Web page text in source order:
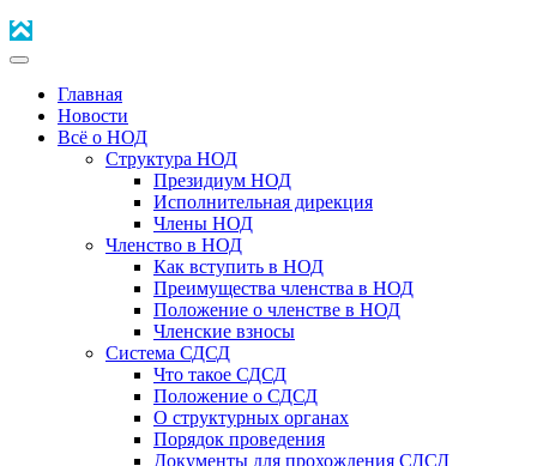
Главная
Новости
Всё о НОД
Структура НОД
Президиум НОД
Исполнительная дирекция
Члены НОД
Членство в НОД
Как вступить в НОД
Преимущества членства в НОД
Положение о членстве в НОД
Членские взносы
Система СДСД
Что такое СДСД
Положение о СДСД
О структурных органах
Порядок проведения
Документы для прохождения СДСД